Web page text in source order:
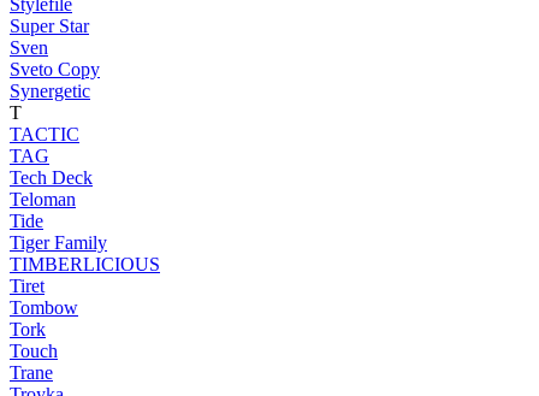
Stylefile
Super Star
Sven
Sveto Copy
Synergetic
T
TACTIC
TAG
Tech Deck
Teloman
Tide
Tiger Family
TIMBERLICIOUS
Tiret
Tombow
Tork
Touch
Trane